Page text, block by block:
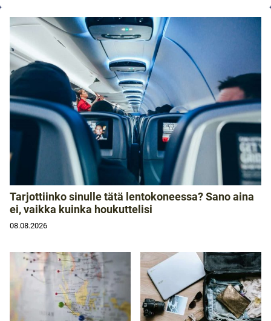
Tarjottiinko sinulle tätä lentokoneessa? Sano aina
ei, vaikka kuinka houkuttelisi
08.08.2026